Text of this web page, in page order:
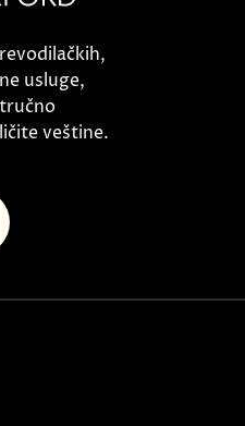
usluge,
veštine.